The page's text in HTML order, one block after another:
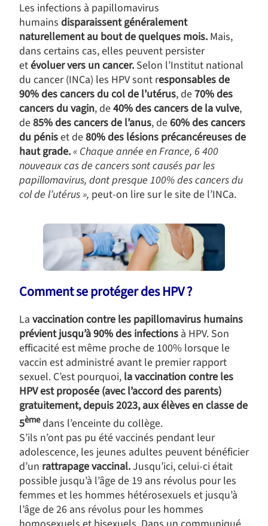
Les infections à papillomavirus
humains disparaissent généralement
naturellement au bout de quelques mois. Mais,
dans certains cas, elles peuvent persister
etévoluer vers un cancer. Selon l’Institut national
du cancer (INCa) les HPV sont responsables de
90% des cancers du col de l’utérus, de70% des
cancers du vagin, de40% des cancers de la vulve,
de85% des cancers de l’anus, de60% des cancers
du péniset de80% des lésions précancéreuses de
haut grade.« Chaque année en France, 6 400
nouveaux cas de cancers sont causés par les
papillomavirus, dont presque 100% des cancers du
col de l’utérus », peut-on lire sur le site de l’INCa.
Comment se protéger des HPV ?
La vaccination contre les papillomavirus humains
prévient jusqu’à 90% des infections à HPV. Son
efficacité est même proche de 100% lorsque le
vaccin est administré avant le premier rapport
sexuel. C’est pourquoi, la vaccination contre les
HPV est proposée (avec l’accord des parents)
gratuitement, depuis 2023, aux élèves en classe de
5ème dans l’enceinte du collège.
S’ils n’ont pas pu été vaccinés pendant leur
adolescence, les jeunes adultes peuvent bénéficier
d’un rattrapage vaccinal.Jusqu’ici, celui-ci était
possible jusqu’à l’âge de 19 ans révolus pour les
femmes et les hommes hétérosexuels et jusqu’à
l’âge de 26 ans révolus pour les hommes